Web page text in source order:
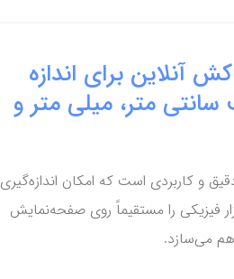
خط کش آنلاین برای اندازه
متر، میلی متر و
و کاربردی است که امکان اندازه‌گیری
فیزیکی را مستقیماً روی صفحه‌نمایش
می‌سازد.